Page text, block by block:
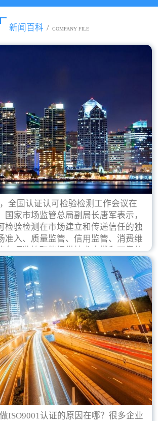
新闻百科 / COMPANY FILE
全国认证认可检验检测工作会议在
国家市场监管总局副局长唐军表示，
检验检测在市场建立和传递信任的独
准入、质量监管、信用监管、消费维
各项监管职能提供技术支撑和可靠依
ISO9001认证的原因在哪？很多企业